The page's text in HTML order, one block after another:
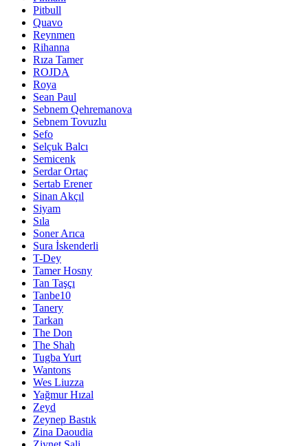
Pitbull
Quavo
Reynmen
Rihanna
Rıza Tamer
ROJDA
Roya
Sean Paul
Sebnem Qehremanova
Sebnem Tovuzlu
Sefo
Selçuk Balcı
Semicenk
Serdar Ortaç
Sertab Erener
Sinan Akçıl
Siyam
Sıla
Soner Arıca
Sura İskenderli
T-Dey
Tamer Hosny
Tan Taşçı
Tanbe10
Tanery
Tarkan
The Don
The Shah
Tugba Yurt
Wantons
Wes Liuzza
Yağmur Hızal
Zeyd
Zeynep Bastık
Zina Daoudia